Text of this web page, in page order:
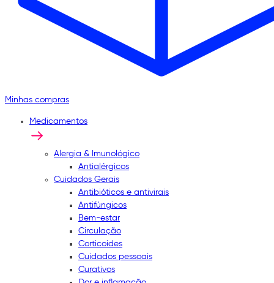
Minhas compras
Medicamentos
Alergia & Imunológico
Antialérgicos
Cuidados Gerais
Antibióticos e antivirais
Antifúngicos
Bem-estar
Circulação
Corticoides
Cuidados pessoais
Curativos